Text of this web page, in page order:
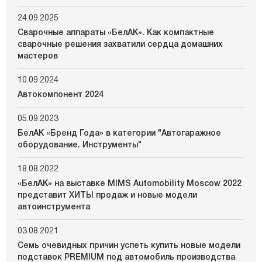
24.09.2025
Сварочные аппараты «БелАК». Как компактные
сварочные решения захватили сердца домашних
мастеров
10.09.2024
Автокомпонент 2024
05.09.2023
БелАК «Бренд Года» в категории "Автогаражное
оборудование. Инструменты"
18.08.2022
«БелАК» на выставке MIMS Automobility Moscow 2022
представит ХИТЫ продаж и новые модели
автоинструмента
03.08.2021
Семь очевидных причин успеть купить новые модели
подставок PREMIUM под автомобиль производства